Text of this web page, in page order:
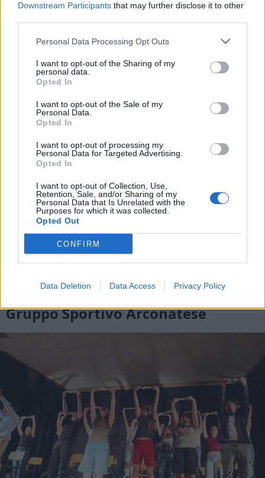
Downstream Participants that may further disclose it to other
Personal Data Processing Opt Outs
I want to opt-out of the Sharing of my
personal data.
Opted In
I want to opt-out of the Sale of my
Personal Data.
Opted In
I want to opt-out of processing my
Personal Data for Targeted Advertising.
Opted In
I want to opt-out of Collection, Use,
Retention, Sale, and/or Sharing of my
Personal Data that Is Unrelated with the
Purposes for which it was collected.
Opted Out
CONFIRM
Data Deletion Data Access Privacy Policy
ALTRE NOTIZIE DI ARCONATE
Oltre mille persone ai
Gruppo Sportivo Arconatese